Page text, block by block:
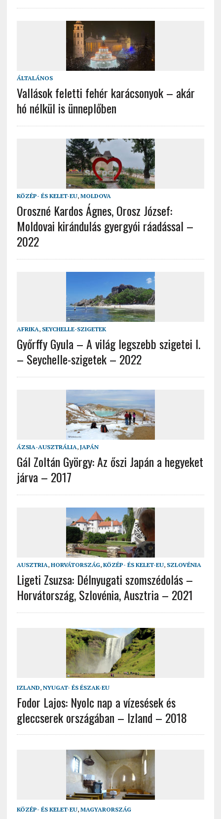
ÁLTALÁNOS
Vallások feletti fehér karácsonyok – akár
hó nélkül is ünneplőben
KÖZÉP- ÉS KELET-EU, MOLDOVA
Oroszné Kardos Ágnes, Orosz József:
Moldovai kirándulás gyergyói ráadással –
2022
AFRIKA, SEYCHELLE-SZIGETEK
Győrffy Gyula – A világ legszebb szigetei I.
– Seychelle-szigetek – 2022
ÁZSIA-AUSZTRÁLIA, JAPÁN
Gál Zoltán György: Az őszi Japán a hegyeket
járva – 2017
AUSZTRIA, HORVÁTORSZÁG, KÖZÉP- ÉS KELET-EU, SZLOVÉNIA
Ligeti Zsuzsa: Délnyugati szomszédolás –
Horvátország, Szlovénia, Ausztria – 2021
IZLAND, NYUGAT- ÉS ÉSZAK-EU
Fodor Lajos: Nyolc nap a vízesések és
gleccserek országában – Izland – 2018
KÖZÉP- ÉS KELET-EU, MAGYARORSZÁG